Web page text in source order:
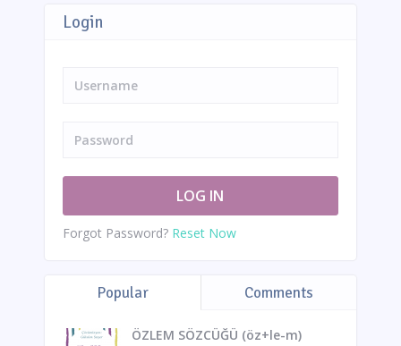
Login
Forgot Password? Reset Now
Popular Comments
ÖZLEM SÖZCÜĞÜ (öz+le-m)